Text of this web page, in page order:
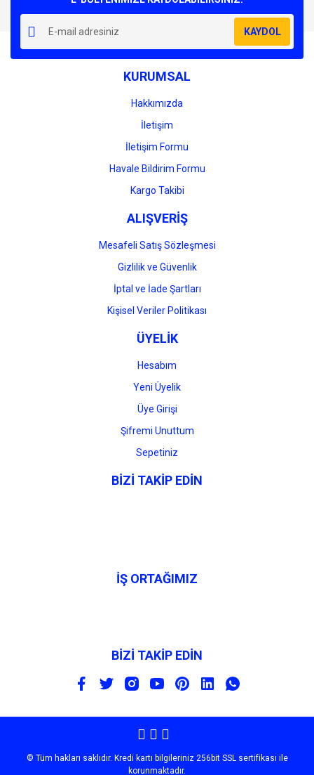
Yorum Yaz
Ürün resmi kalitesiz, bozuk veya görüntülenemiyor.
Ürün açıklamasında eksik bilgiler bulunuyor.
Ürün bilgilerinde hatalar bulunuyor.
Ürün fiyatı diğer sitelerden daha pahalı.
Gönder
KAYDOL
KURUMSAL
Hakkımızda
İletişim
İletişim Formu
Havale Bildirim Formu
Kargo Takibi
ALIŞVERİŞ
Mesafeli Satış Sözleşmesi
Gizlilik ve Güvenlik
İptal ve İade Şartları
Kişisel Veriler Politikası
ÜYELİK
Hesabım
Yeni Üyelik
Üye Girişi
Şifremi Unuttum
Sepetiniz
BİZİ TAKİP EDİN
İŞ ORTAĞIMIZ
BİZİ TAKİP EDİN
© Tüm hakları saklıdır. Kredi kartı bilgileriniz 256bit SSL sertifikası ile
korunmaktadır.